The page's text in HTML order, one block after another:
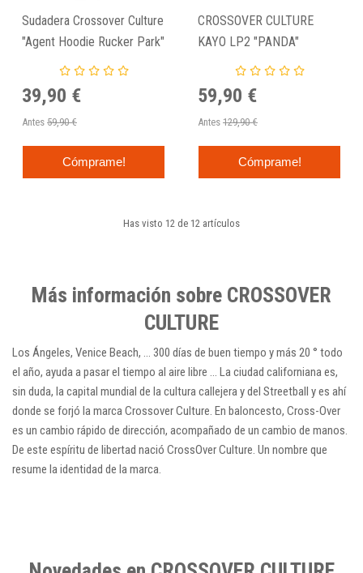
Sudadera Crossover Culture
"Agent Hoodie Rucker Park"
39,90 €
Antes 59,90 €
Cómprame!
CROSSOVER CULTURE
KAYO LP2 "PANDA"
59,90 €
Antes 129,90 €
Cómprame!
Has visto 12 de 12 artículos
Más información sobre CROSSOVER
CULTURE
Los Ángeles, Venice Beach, ... 300 días de buen tiempo y más 20 ° todo
el año, ayuda a pasar el tiempo al aire libre ... La ciudad californiana es,
sin duda, la capital mundial de la cultura callejera y del Streetball y es ahí
donde se forjó la marca Crossover Culture. En baloncesto, Cross-Over
es un cambio rápido de dirección, acompañado de un cambio de manos.
De este espíritu de libertad nació CrossOver Culture. Un nombre que
resume la identidad de la marca.